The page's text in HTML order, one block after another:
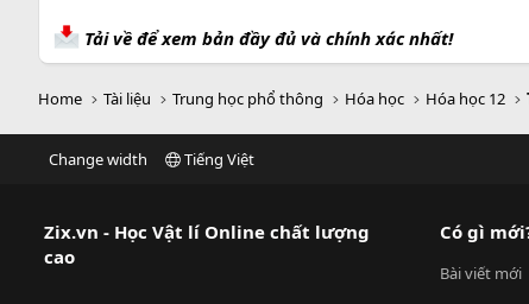
Tải về để xem bản đầy đủ và chính xác nhất!
Home Tài liệu Trung học phổ thông Hóa học Hóa học 12
Change width Tiếng Việt
Zix.vn - Học Vật lí Online chất lượng
cao
Có gì
Bài viết mới